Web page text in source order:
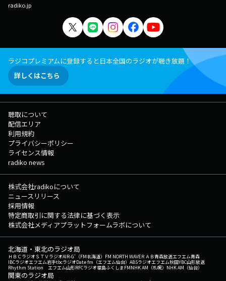
radiko.jp
ラジコプレミアムに登録すると日本全国のラジオが聴き放題！
詳しくはこちら
聴取について
配信エリア
利用規約
プライバシーポリシー
ライセンス情報
radiko news
株式会社radikoについて
ニュースリリース
採用情報
特定商取引に関する法律に基づく表示
株式会社メディアプラットフォームラボについて
北海道・東北のラジオ局
ＨＢＣラジオＳＴＶラジオAIR-G'（FM北海道） FM NORTH WAVEＲＡＢ青森放送エフエム青森
IBCラジオエフエム岩手tbcラジオDate fm（エフエム仙台） ABSラジオエフエム秋田YBC山形放送
Rhythm Station エフエム山形RFCラジオ福島ふくしまFMNHK AM（札幌） NHK AM（仙台）
関東のラジオ局